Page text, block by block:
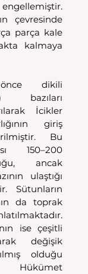
çevresinde
parça kale
kalmaya
dikili
bazıları
İcikler
giriş
Bu
150–200
ancak
ulaştığı
Sütunların
da toprak
ise çeşitli
değişik
olduğu
Hükümet